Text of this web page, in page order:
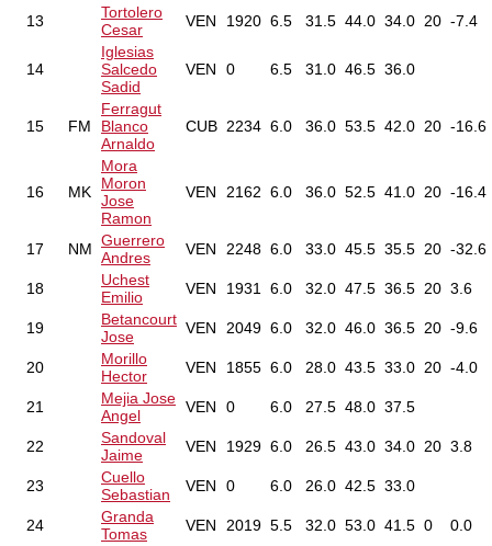
13
Tortolero
Cesar
VEN 1920 6.5 31.5 44.0 34.0 20 -7.4
14
Iglesias
Salcedo
Sadid
VEN 0 6.5 31.0 46.5 36.0
15 FM
Ferragut
Blanco
Arnaldo
CUB 2234 6.0 36.0 53.5 42.0 20 -16.6
16 MK
Mora
Moron
Jose
Ramon
VEN 2162 6.0 36.0 52.5 41.0 20 -16.4
17 NM Guerrero
Andres
VEN 2248 6.0 33.0 45.5 35.5 20 -32.6
18
Uchest
Emilio
VEN 1931 6.0 32.0 47.5 36.5 20 3.6
19
Betancourt
Jose
VEN 2049 6.0 32.0 46.0 36.5 20 -9.6
20
Morillo
Hector
VEN 1855 6.0 28.0 43.5 33.0 20 -4.0
21
Mejia Jose
Angel
VEN 0 6.0 27.5 48.0 37.5
22
Sandoval
Jaime
VEN 1929 6.0 26.5 43.0 34.0 20 3.8
23
Cuello
Sebastian
VEN 0 6.0 26.0 42.5 33.0
24
Granda
Tomas
VEN 2019 5.5 32.0 53.0 41.5 0 0.0